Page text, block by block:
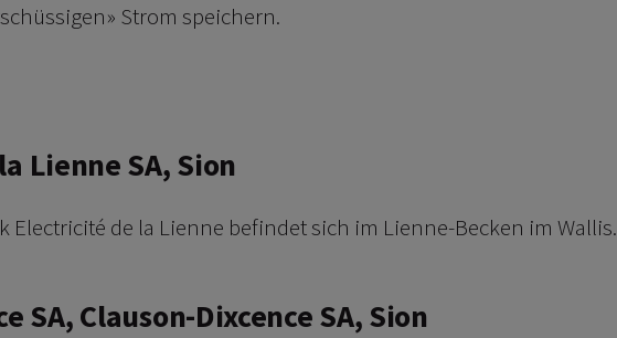
Strom speichern.
Lienne SA, Sion
Electricité de la Lienne befindet sich im Lienne-Becken im Wallis.
SA, Clauson-Dixcence SA, Sion